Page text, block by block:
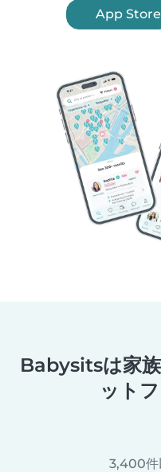
App Store
Babysitsは家
ット
3,400件